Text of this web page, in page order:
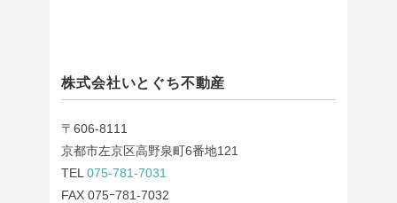
株式会社いとぐち不動産
〒606-8111
京都市左京区高野泉町6番地121
TEL075-781-7031
FAX 075ｰ781-7032